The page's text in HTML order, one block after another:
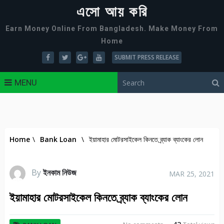
এসো আয় করি
Earn Money Online From Bangladesh. Make Money From
Home
SUBMIT PRESS RELEASE
MENU
Home \ Bank Loan \ ইয়ামাহার মোটরসাইকেল কিনতে ব্র্যাক ব্যাংকের লোন
Byইনকাম নিউজ MAR 25, 2021
ইয়ামাহার মোটরসাইকেল কিনতে ব্র্যাক ব্যাংকের লোন